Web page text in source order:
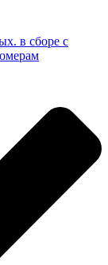
в сборе с